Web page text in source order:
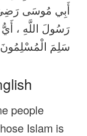
أَبِي مُوسَى رَضِيَ
رَسُولَ اللَّهِ ،
سَلِمَ
people
Islam is